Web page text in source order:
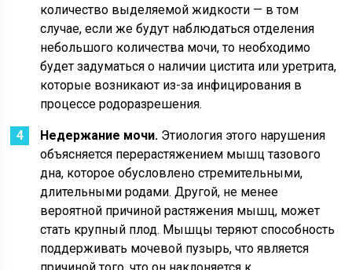
количество выделяемой жидкости — в том
случае, если же будут наблюдаться отделения
небольшого количества мочи, то необходимо
будет задуматься о наличии цистита или уретрита,
которые возникают из-за инфицирования в
процессе родоразрешения.
Недержание мочи. Этиология этого нарушения
объясняется перерастяжением мышц тазового
дна, которое обусловлено стремительными,
длительными родами. Другой, не менее
вероятной причиной растяжения мышц, может
стать крупный плод. Мышцы теряют способность
поддерживать мочевой пузырь, что является